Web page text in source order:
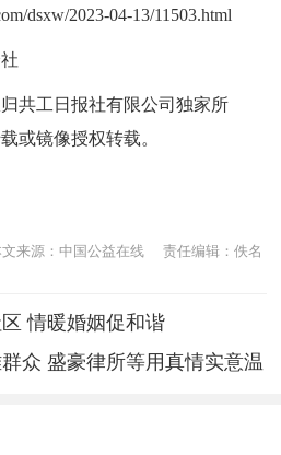
dsxw/2023-04-13/11503.html
共工日报社有限公司独家所
或镜像授权转载。
来源：中国公益在线 责任编辑：佚名
情暖婚姻促和谐
众 盛豪律所等用真情实意温